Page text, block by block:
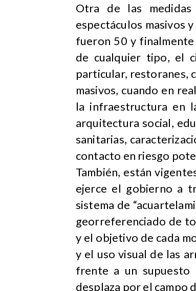
Otra de las
espectáculos masivos
fueron 50 y finalmente
de cualquier tipo, el
particular, restoranes,
masivos, cuando en
la infraestructura en
arquitectura social,
sanitarias,
contacto en riesgo
También, están
ejerce el gobierno a
sistema de
georreferenciado de
y el objetivo de cada
y el uso visual de las
frente a un supuesto
desplaza por el campo